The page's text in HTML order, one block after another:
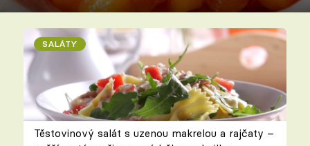
SALÁTY
Těstovinový salát s uzenou makrelou a rajčaty –